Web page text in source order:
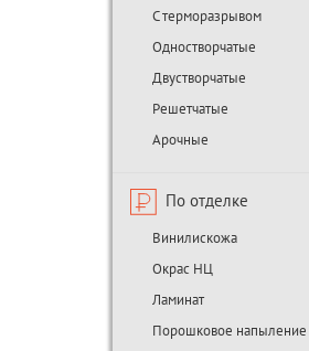
С терморазрывом
Одностворчатые
Двустворчатые
Решетчатые
Арочные
По отделке
Винилискожа
Окрас НЦ
Ламинат
Порошковое напыление